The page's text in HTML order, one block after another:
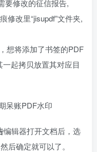
修改的征信报告,
改里“jisupdf”文件夹,
将添加了书签的PDF
起拷贝放置其对应目
账PDF水印
编辑器打开文档后，选
后确定就可以了。